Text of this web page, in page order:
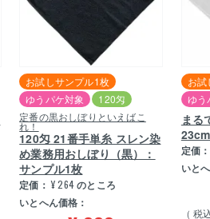
お試しサンプル1枚
ゆうパケ対象
120匁
定番の黒おしぼりといえばこ
れ！
120匁 21番手単糸 スレン染
め業務用おしぼり（黒）：
サンプル1枚
定価： ¥ 264のところ
いとへん価格：
お
ゆう
まる
定価：
いと
税